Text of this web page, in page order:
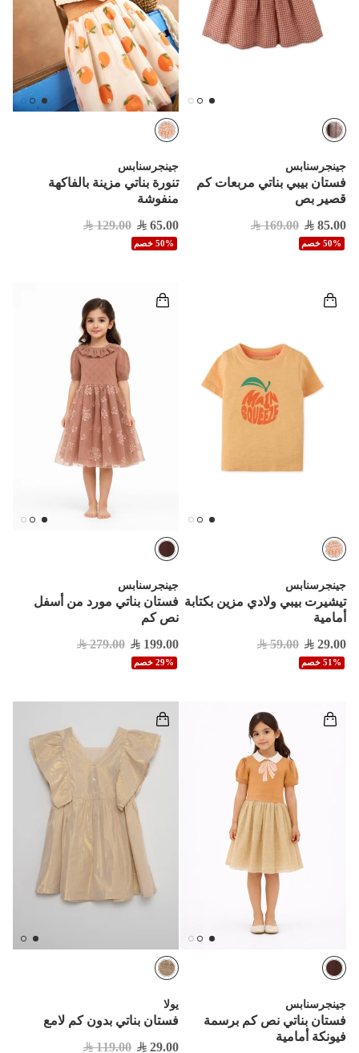
جينجرسنابس
فستان بيبي بناتي مربعات كم
قصير بص
85.00
169.00
50% خصم
جينجرسنابس
تنورة بناتي مزينة بالفاكهة
منفوشة
65.00
129.00
50% خصم
جينجرسنابس
تيشيرت بيبي ولادي مزين بكتابة
أمامية
29.00
59.00
51% خصم
جينجرسنابس
فستان بناتي مورد من أسفل
نص كم
199.00
279.00
29% خصم
جينجرسنابس
فستان بناتي نص كم برسمة
فيونكة أمامية
يولا
فستان بناتي بدون كم لامع
29.00
119.00